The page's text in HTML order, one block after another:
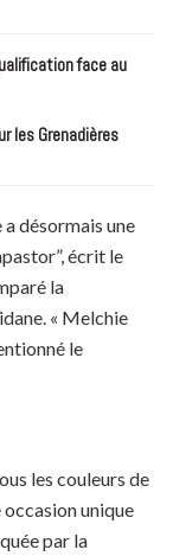
face au
les Grenadières
désormais une
écrit le
la
« Melchie
le
les couleurs de
occasion unique
par la